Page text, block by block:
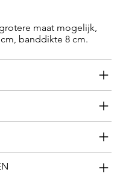
maat mogelijk,
banddikte 8 cm.